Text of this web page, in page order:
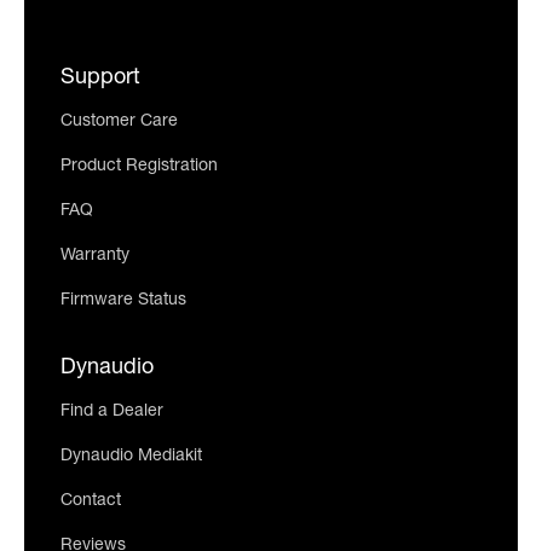
Support
Customer Care
Product Registration
FAQ
Warranty
Firmware Status
Dynaudio
Find a Dealer
Dynaudio Mediakit
Contact
Reviews